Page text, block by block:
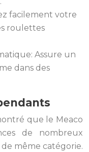
facilement votre
roulettes
Assure un
dans des
que le Meaco
de nombreux
même catégorie.